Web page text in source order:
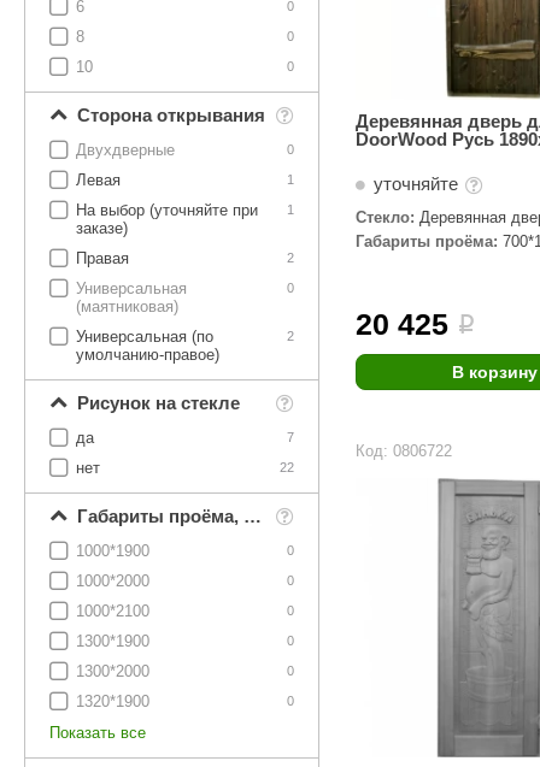
0
6
0
8
0
10
Сторона открывания
0
Двухдверные
1
Левая
1
На выбор (уточняйте при
заказе)
2
Правая
0
Универсальная
(маятниковая)
2
Универсальная (по
умолчанию-правое)
Рисунок на стекле
7
да
22
нет
Габариты проёма, мм
0
1000*1900
0
1000*2000
0
1000*2100
0
1300*1900
0
1300*2000
0
1320*1900
Показать все
Деревянная дверь
DoorWood Русь
уточняйте
Стекло: Деревянная
Габариты проёма:
20 425 i
В корзину
Код: 0806722